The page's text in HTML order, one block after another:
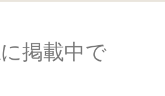
掲載中で